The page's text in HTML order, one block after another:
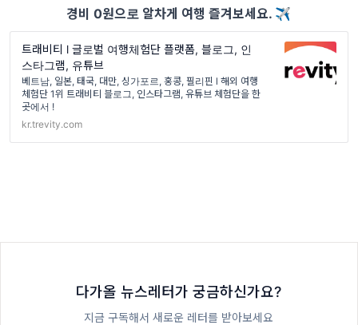
경비 0원으로 알차게 여행 즐겨보세요. ✈️
트래비티 l 글로벌 여행체험단 플랫폼, 블로그, 인
스타그램, 유튜브
베트남, 일본, 태국, 대만, 싱가포르, 홍콩, 필리핀 l 해외 여행
체험단 1위 트래비티 블로그, 인스타그램, 유튜브 체험단을 한
곳에서 !
kr.trevity.com
다가올 뉴스레터가 궁금하신가요?
지금 구독해서 새로운 레터를 받아보세요